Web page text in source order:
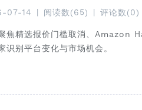
07-14 阅读数(65) 评论数(0)
焦精选报价门槛取消、Amazon
识别平台变化与市场机会。